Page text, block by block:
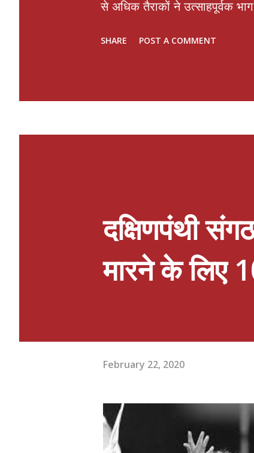
से अधिक तैराकों ने उत्साहपूर्वक भाग
समर्पण, खेल भावना एवं उत्कृष्ट
SHARE POST A COMMENT
दक्षिणपंथी
मारने के लिए
February 22, 2020